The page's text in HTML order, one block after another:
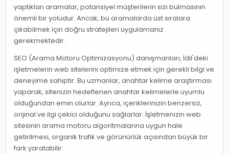
yaptıkları aramalar, potansiyel müşterilerin sizi bulmasının
önemli bir yoludur. Ancak, bu aramalarda üst sıralara
çıkabilmek için doğru stratejileri uygulamanız
gerekmektedir.
SEO (Arama Motoru Optimizasyonu) danışmanları, İdil'deki
işletmelerin web sitelerini optimize etmek için gerekli bilgi ve
deneyime sahiptir. Bu uzmanlar, anahtar kelime araştırması
yaparak, sitenizin hedeflenen anahtar kelimelerle uyumlu
olduğundan emin olurlar. Ayrıca, içeriklerinizin benzersiz,
orijinal ve ilgi çekici olduğunu sağlarlar. İşletmenizin web
sitesinin arama motoru algoritmalarına uygun hale
getirilmesi, organik trafik ve görünürlük açısından büyük bir
fark yaratabilir.